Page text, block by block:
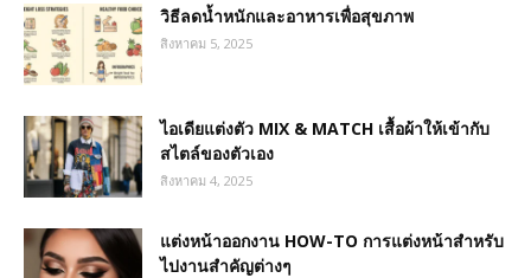
วิธีลดน้ำหนักและอาหารเพื่อสุขภาพ
สิงหาคม 5, 2025
ไอเดียแต่งตัว MIX & MATCH เสื้อผ้าให้เข้ากับ
สไตล์ของตัวเอง
สิงหาคม 4, 2025
แต่งหน้าออกงาน HOW-TO การแต่งหน้าสำหรับ
ไปงานสำคัญต่างๆ